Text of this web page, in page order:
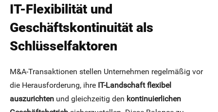
IT-Flexibilität und
Geschäftskontinuität als
Schlüsselfaktoren
M&A-Transaktionen stellen Unternehmen regelmäßig vor
die Herausforderung, ihre IT-Landschaft flexibel
auszurichten und gleichzeitig den kontinuierlichen